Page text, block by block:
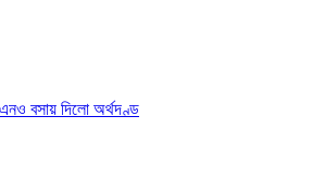
বসায় দিলো অর্থদণ্ড